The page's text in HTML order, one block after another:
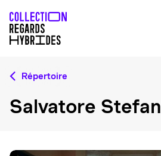
Répertoire
Salvatore Stefan